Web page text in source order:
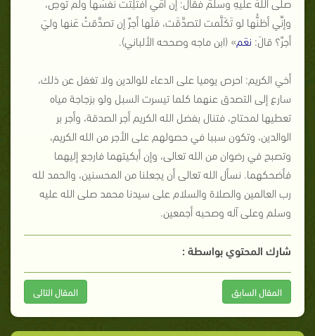
وإنِّي أظنُّها لو تَكَلَّمت لتصدَّقَت، فلَها أجرٌ إن تصدَّقتُ عَنها وليَ
أجرٌ؟ قالَ: نعَم» (ابن ماجه وصححه الألباني).
أخي الكريم: احرص يوميا على الدعاء للوالدين ولا تغفل عن ذلك،
سارع إلى التصدق عنهما كلما تيسرت السبل ولو بزجاجة مياه
تعطيها لمحتاج، فتنال بفضل الله الكريم أجر الصدقة، وأجر بر
الوالدين، وتكون سببا في حصولهم على الأجر من الله الكريم،
وتصبح في رضوان من الله تعالى، وإن أبكيتهما فارجع إليهما
فأضحكهما. نسأل الله تعالى أن يجعلنا من المحسنين، والحمد لله
رب العالمين والصلاة والسلام على سيدنا محمد صلى الله عليه
وسلم وعلى آله وصحبه أجمعين.
شارك المحتوي بواسطة :
المقال السابق المقال التالى